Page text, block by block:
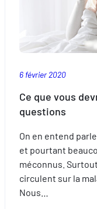
idées
6 février 2020
Ce que vous
questions
On en entend
et pourtant
méconnus.
circulent sur la
Nous…